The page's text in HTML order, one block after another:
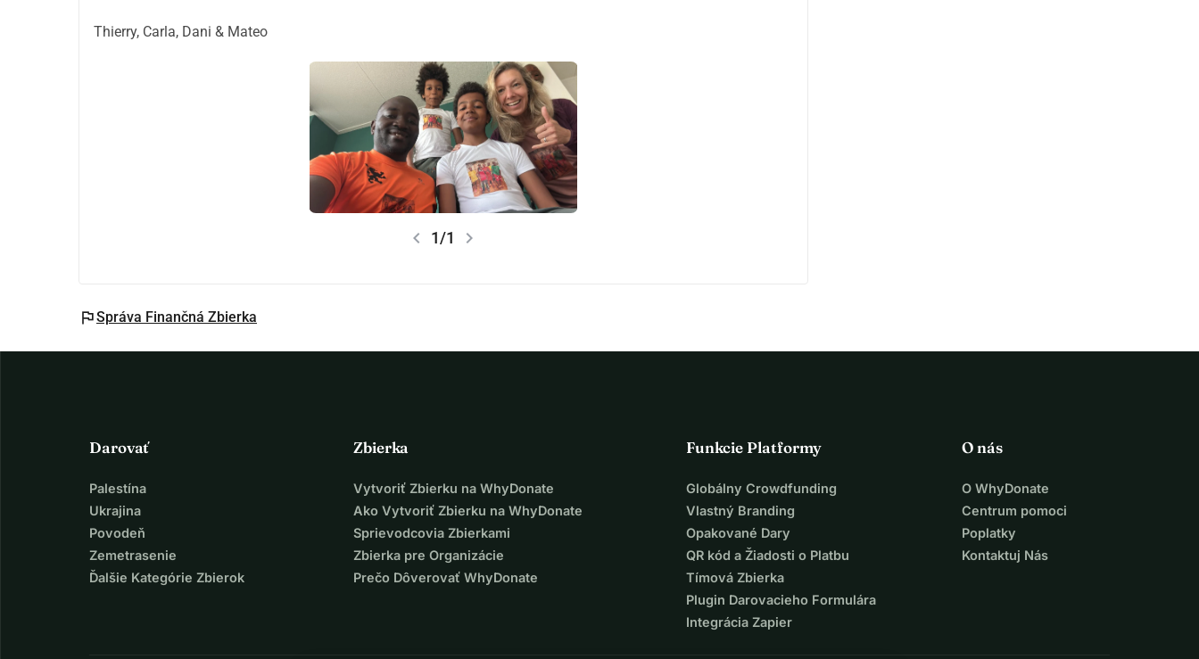
Thierry, Carla, Dani & Mateo
chevron_left 1/1 chevron_right
flagSpráva Finančná Zbierka
Darovať
Palestína
Ukrajina
Povodeň
Zemetrasenie
Ďalšie Kategórie Zbierok
Zbierka
Vytvoriť Zbierku na WhyDonate
Ako Vytvoriť Zbierku na WhyDonate
Sprievodcovia Zbierkami
Zbierka pre Organizácie
Prečo Dôverovať WhyDonate
Funkcie Platformy
Globálny Crowdfunding
Vlastný Branding
Opakované Dary
QR kód a Žiadosti o Platbu
Tímová Zbierka
Plugin Darovacieho Formulára
Integrácia Zapier
O nás
O WhyDonate
Centrum pomoci
Poplatky
Kontaktuj Nás